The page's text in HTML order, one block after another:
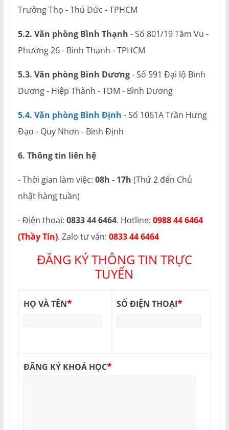
Trường Thọ - Thủ Đức - TPHCM
5.2. Văn phòng Bình Thạnh - Số 801/19 Tầm Vu -
Phường 26 - Bình Thạnh - TPHCM
5.3. Văn phòng Bình Dương- Số 591 Đại lộ Bình
Dương - Hiệp Thành - TDM - Bình Dương
5.4. Văn phòng Bình Định - Số 1061A Trần Hưng
Đạo - Quy Nhơn - Bình Định
6. Thông tin liên hệ
- Thời gian làm việc: 08h - 17h (Thứ 2 đến Chủ
nhật hàng tuần)
- Điện thoại: 0833 44 6464. Hotline: 0988 44 6464
(Thầy Tín). Zalo tư vấn: 0833 44 6464
ĐĂNG KÝ THÔNG TIN TRỰC
TUYẾN
HỌ VÀ TÊN* SỐ ĐIỆN THOẠI*
ĐĂNG KÝ KHOÁ HỌC*